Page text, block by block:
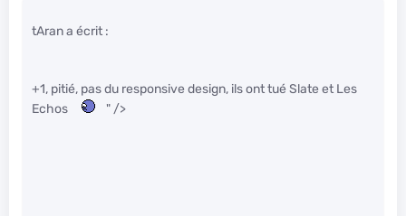
tAran a écrit :
+1, pitié, pas du responsive design, ils ont tué Slate et Les
Echos
" />